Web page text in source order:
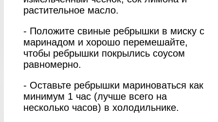
растительное масло.
- Положите свиные ребрышки в миску с
маринадом и хорошо перемешайте,
чтобы ребрышки покрылись соусом
равномерно.
- Оставьте ребрышки мариноваться как
минимум 1 час (лучше всего на
несколько часов) в холодильнике.